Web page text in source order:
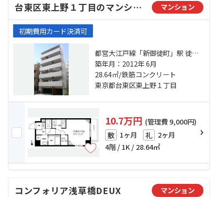
台東区東上野１丁目のマンション マンション
初期費用カード決済可
都営大江戸線「新御徒町」駅 徒歩3
分 日比谷線「仲御徒町」駅 徒歩7分
山手線「御徒町」駅 徒歩9分
築年月：2012年 6月
28.64㎡/鉄筋コンクリート
東京都台東区東上野１丁目
10.7万円 (管理費 9,000円)
敷 1ヶ月 礼 2ヶ月
4階 / 1K / 28.64㎡
コンフォリア浅草橋DEUX マンション